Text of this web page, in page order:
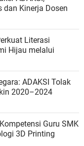
dan Kinerja Dosen
Literasi
Hijau melalui
ADAKSI Tolak
2020–2024
Guru SMK
3D Printing